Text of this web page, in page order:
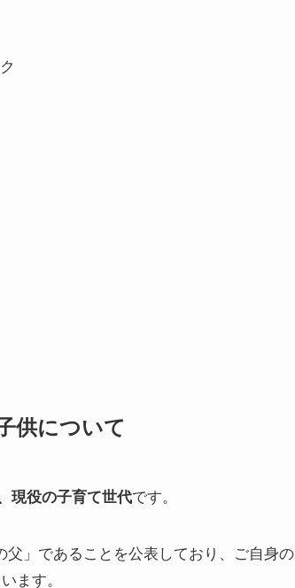
供について
現役の子育て世代です。
」であることを公表しており、ご自身の
ます。